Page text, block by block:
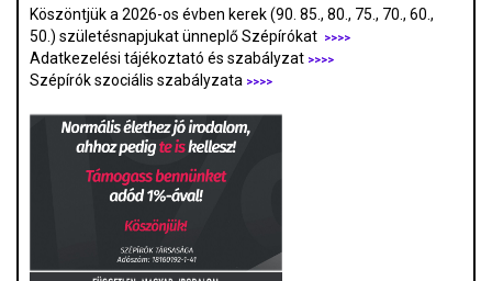
Köszöntjük a 2026-os évben kerek (90. 85., 80., 75., 70., 60.,
50.) születésnapjukat ünneplő Szépírókat
>>>>
Adatkezelési tájékoztató és szabályzat >>>>
Szépírók szociális szabályzata >>>>